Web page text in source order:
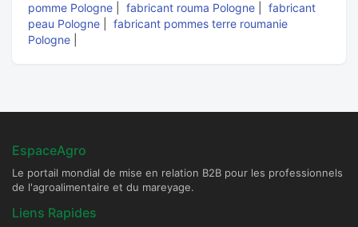
pomme Pologne
fabricant rouma Pologne
fabricant
peau Pologne
fabricant pommes terre roumanie
Pologne
EspaceAgro
Le portail mondial de mise en relation B2B pour les professionnels
de l'agroalimentaire et du mareyage.
Liens Rapides